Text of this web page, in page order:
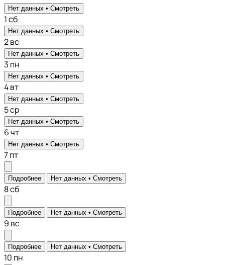
Нет данных • Смотреть
1сб
Нет данных • Смотреть
2вс
Нет данных • Смотреть
3 пн
Нет данных • Смотреть
4вт
Нет данных • Смотреть
5ср
Нет данных • Смотреть
6чт
Нет данных • Смотреть
7пт
Подробнее Нет данных • Смотреть
8сб
Подробнее Нет данных • Смотреть
9 вс
Подробнее Нет данных • Смотреть
10 пн